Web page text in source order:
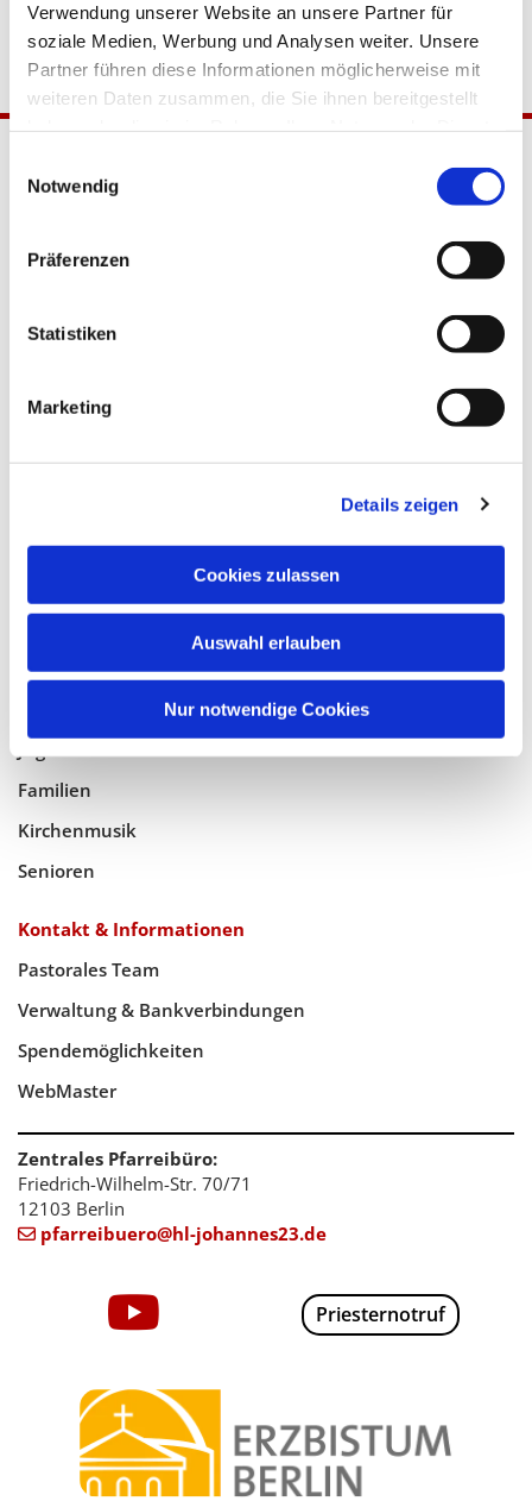
Verwendung unserer Website an unsere Partner für
soziale Medien, Werbung und Analysen weiter. Unsere
Partner führen diese Informationen möglicherweise mit
weiteren Daten zusammen, die Sie ihnen bereitgestellt
Notwendig
Präferenzen
Statistiken
Marketing
Details zeigen
Cookies zulassen
Auswahl erlauben
Nur notwendige Cookies
Katholische Kirchengemeinde
Tempelhof-Buckow
Geistlicher Raum
Taufe, Kommunion & Trauung
Familien
Kirchenmusik
Senioren
Kontakt & Informationen
Pastorales Team
Verwaltung & Bankverbindungen
Spendemöglichkeiten
WebMaster
Zentrales Pfarreibüro:
Friedrich-Wilhelm-Str. 70/71
12103 Berlin
 pfarreibuero@hl-johannes23.de
Priesternotruf